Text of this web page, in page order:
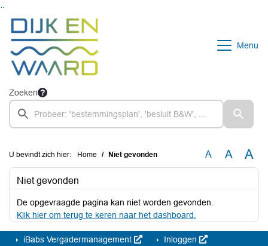
Menu
Zoeken
U bevindt zich hier: Home Niet gevonden A A A
Niet gevonden
De opgevraagde pagina kan niet worden gevonden.
Klik hier om terug te keren naar het dashboard.
iBabs Vergadermanagement Inloggen